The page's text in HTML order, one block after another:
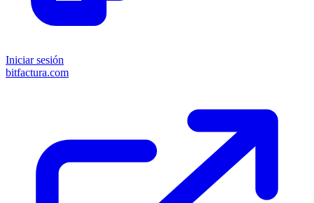
Iniciar sesión
bitfactura.com